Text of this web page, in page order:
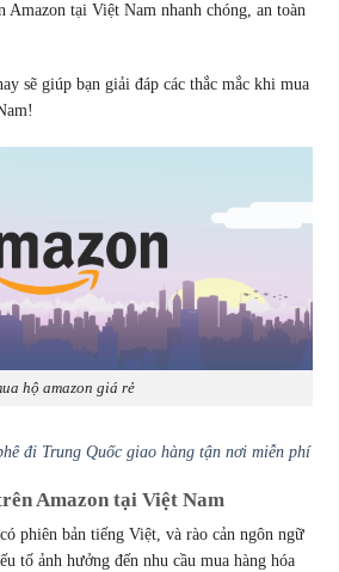
Amazon tại Việt Nam nhanh chóng, an toàn
sẽ giúp bạn giải đáp các thắc mắc khi mua
hộ amazon giá rẻ
đi Trung Quốc giao hàng tận nơi miễn phí
Amazon tại Việt Nam
phiên bản tiếng Việt, và rào cản ngôn ngữ
tố ảnh hưởng đến nhu cầu mua hàng hóa